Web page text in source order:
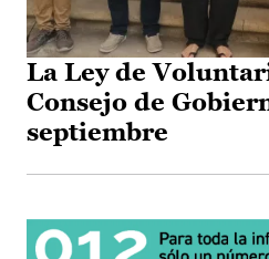
La Ley de
Consejo de
septiembre